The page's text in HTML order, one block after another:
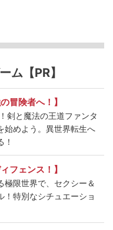
ム【PR】
冒険者へ！】
剣と魔法の王道ファンタ
始めよう。異世界転生へ
フェンス！】
極限世界で、セクシー＆
！特別なシチュエーショ